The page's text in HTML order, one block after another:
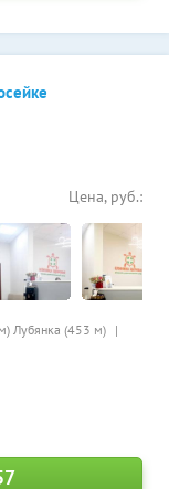
Лубянка (453 м)
Цена, руб.: